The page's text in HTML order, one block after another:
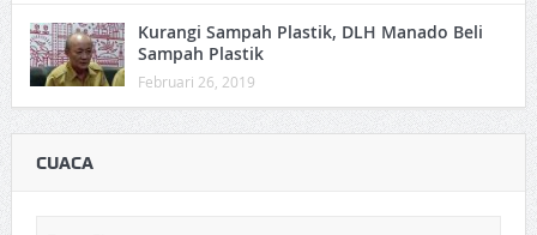
Kurangi Sampah Plastik, DLH Manado Beli
Sampah Plastik
Februari 26, 2019
CUACA